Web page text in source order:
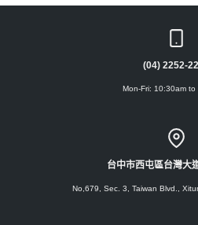
(04) 2252-
Mon-Fri: 10:30am to
台中市西屯區台灣大
No,679, Sec. 3, Taiwan Blvd.,